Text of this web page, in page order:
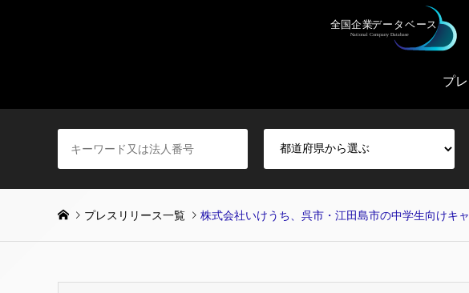
プ
プレスリリース一覧 株式会社いけうち、呉市・江田島市の中学生向けキ